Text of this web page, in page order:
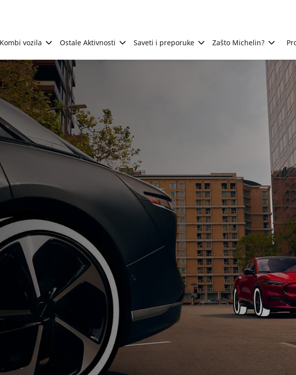
vozila Ostale Aktivnosti Saveti i preporuke Zašto Michelin?